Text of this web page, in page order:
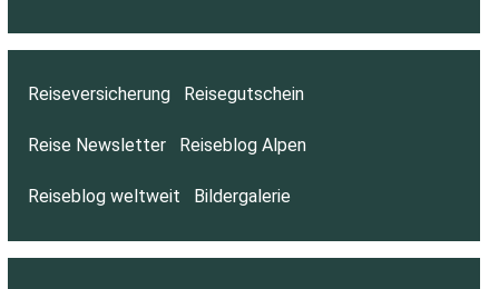
Reiseversicherung Reisegutschein
Reise Newsletter Reiseblog Alpen
Reiseblog weltweit Bildergalerie